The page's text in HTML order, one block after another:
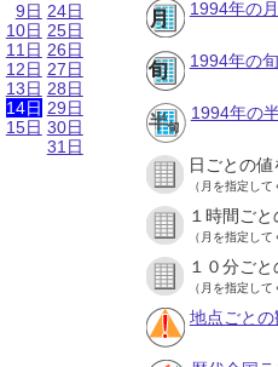
9日
10日
11日
12日
13日
14日
15日
24日
25日
26日
27日
28日
29日
30日
31日
1994年の
1994年の
1994年の
日ごとの値
（月を指定して
１時間ご
（月を指定して
１０分ご
（月を指定して
地点ごと